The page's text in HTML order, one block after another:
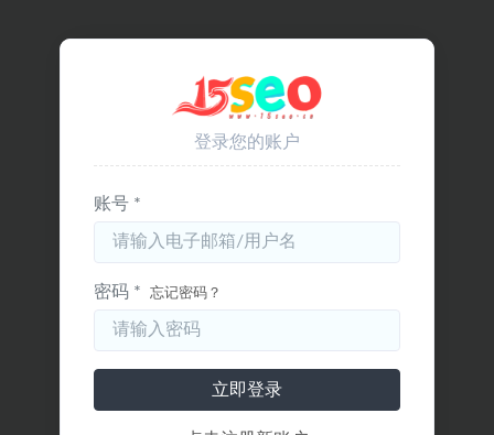
登录您的账户
账号 *
密码 * 忘记密码？
立即登录